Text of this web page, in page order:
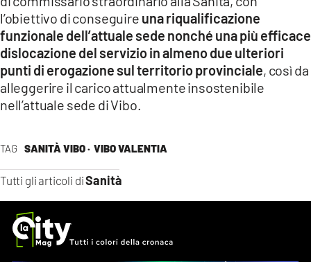
TAG SANITÀ VIBO · VIBO VALENTIA
Tutti gli articoli diSanità
l’obiettivo di conseguire una riqualificazione
funzionale dell’attuale sede nonché una più efficace
dislocazione del servizio in almeno due ulteriori
punti di erogazione sul territorio provinciale, così da
alleggerire il carico attualmente insostenibile
nell’attuale sede di Vibo.